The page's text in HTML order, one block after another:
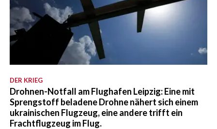
DER KRIEG
Drohnen-Notfall am Flughafen Leipzig: Eine mit
Sprengstoff beladene Drohne nähert sich einem
ukrainischen Flugzeug, eine andere trifft ein
Frachtflugzeug im Flug.